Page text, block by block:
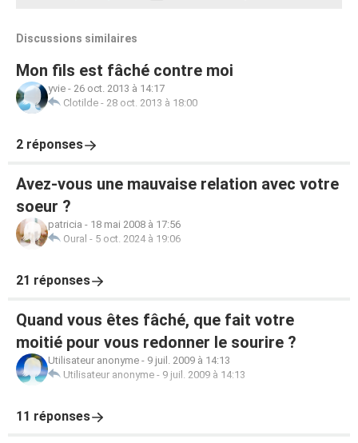
Discussions similaires
Mon fils est fâché contre moi
yvie - 26 oct. 2013 à 14:17
Clotilde - 28 oct. 2013 à 18:00
2 réponses
Avez-vous une mauvaise relation avec votre
soeur ?
patricia - 18 mai 2008 à 17:56
Oural - 5 oct. 2024 à 19:06
21 réponses
Quand vous êtes fâché, que fait votre
moitié pour vous redonner le sourire ?
Utilisateur anonyme - 9 juil. 2009 à 14:13
Utilisateur anonyme - 9 juil. 2009 à 14:13
11 réponses